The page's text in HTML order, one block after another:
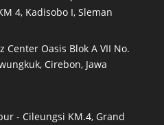
4, Kadisobo I, Sleman
Center Oasis Blok A VII No.
Cirebon, Jawa
- Cileungsi KM.4, Grand